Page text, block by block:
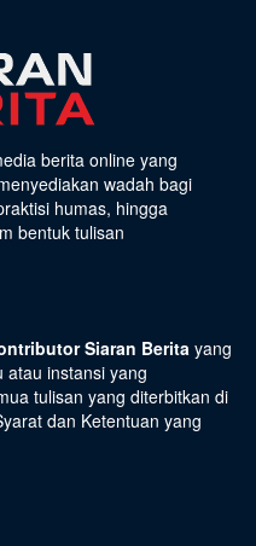
berita online yang
wadah bagi
humas, hingga
bentuk tulisan
Siaran Berita yang
atau instansi yang
tulisan yang diterbitkan di
dan Ketentuan yang